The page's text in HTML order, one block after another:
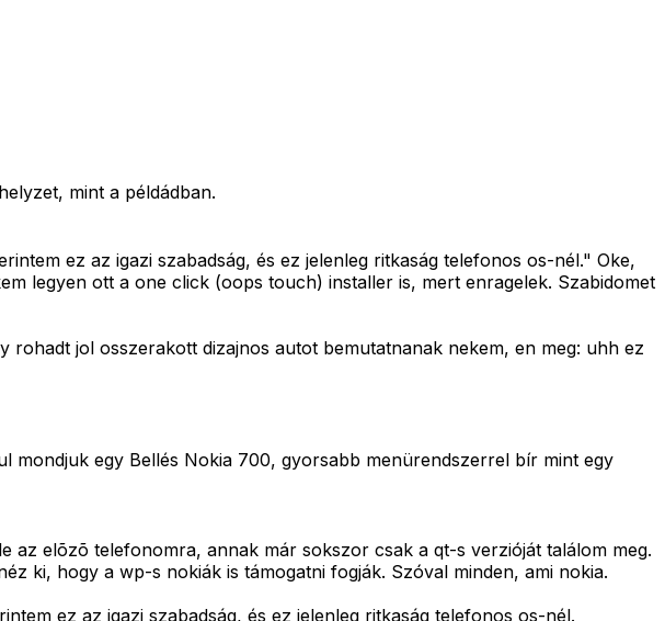
mint a példádban.
ez az igazi szabadság, és ez jelenleg ritkaság telefonos os-nél." Oke,
legyen ott a one click (oops touch) installer is, mert enragelek. Szabidomet
jol osszerakott dizajnos autot bemutatnanak nekem, en meg: uhh ez
mondjuk egy Bellés Nokia 700, gyorsabb menürendszerrel bír mint egy
az elõzõ telefonomra, annak már sokszor csak a qt-s verzióját találom meg.
ki, hogy a wp-s nokiák is támogatni fogják. Szóval minden, ami nokia.
ez az igazi szabadság, és ez jelenleg ritkaság telefonos os-nél.